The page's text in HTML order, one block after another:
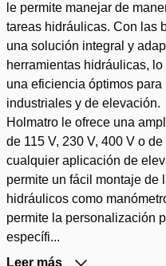
le permite manejar de
tareas hidráulicas. Con las
una solución integral y
herramientas hidráulicas,
una eficiencia óptimos
industriales y de elevación.
Holmatro le ofrece una
de 115 V, 230 V, 400 V o
cualquier aplicación de
permite un fácil montaje de
hidráulicos como
permite la personalización
específi...
Leer más